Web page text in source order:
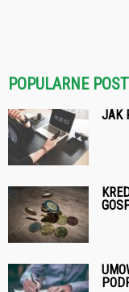
POPULARNE
JAK